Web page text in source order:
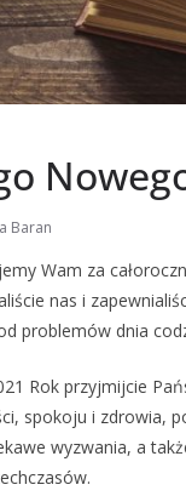
Baran
Wam za
nas i
problemów dnia
Rok przyjmijcie
spokoju i zdrowia,
wyzwania, a